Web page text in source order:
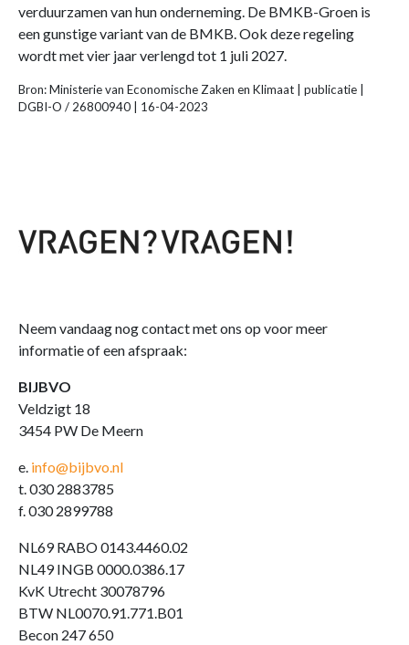
verduurzamen van hun onderneming. De BMKB-Groen is
een gunstige variant van de BMKB. Ook deze regeling
wordt met vier jaar verlengd tot 1 juli 2027.
Bron: Ministerie van Economische Zaken en Klimaat | publicatie |
DGBI-O / 26800940 | 16-04-2023
Neem vandaag nog contact met ons op voor meer
informatie of een afspraak:
BIJBVO
Veldzigt 18
3454 PW De Meern
e. info@bijbvo.nl
t. 030 2883785
f. 030 2899788
NL69 RABO 0143.4460.02
NL49 INGB 0000.0386.17
KvK Utrecht 30078796
BTW NL0070.91.771.B01
Becon 247 650